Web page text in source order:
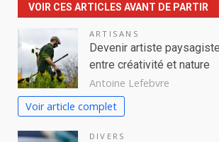
VOIR CES ARTICLES AVANT DE PARTIR
ARTISANS
Devenir artiste
entre créativité et nature
Antoine Lefebvre
Voir article complet
DIVERS